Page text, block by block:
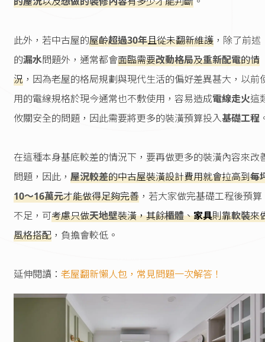
此外，若中古屋的屋齡超過30年且從未翻新維護 ，除了前述
的漏水問題外，通常都會面臨需要改動格局及重新配電的情
況 ，因為老屋的格局規劃與現代生活的偏好差異甚大，以前
用的電線規格於現今通常也不敷使用，容易造成電線走火這
攸關安全的問題，因此需要將更多的裝潢預算投入基礎工程
在這種本身基底較差的情況下，要再做更多的裝潢內容來改
問題，因此， 屋況較差的中古屋裝潢設計費用就會拉高到每
10～16萬元才能做得足夠完善 ，若大家做完基礎工程後預算
不足，可考慮只做天地壁裝潢，其餘櫃體、家具則靠軟裝來
風格搭配 ，負擔會較低。
延伸閱讀： 老屋翻新懶人包，常見問題一次解答！